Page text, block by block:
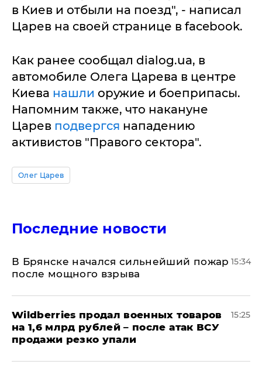
в Киев и отбыли на поезд", - написал
Царев на своей странице в facebook.
Как ранее сообщал dialog.ua, в
автомобиле Олега Царева в центре
Киева нашли оружие и боеприпасы.
Напомним также, что накануне
Царев подвергся нападению
активистов "Правого сектора".
Олег Царев
Последние новости
В Брянске начался сильнейший пожар
после мощного взрыва
15:34
​Wildberries продал военных товаров
на 1,6 млрд рублей – после атак ВСУ
продажи резко упали
15:25